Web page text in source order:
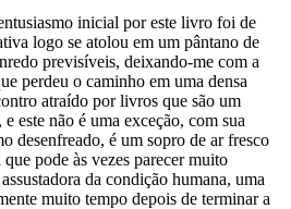
inicial por este livro foi de
logo se atolou em um pântano de
previsíveis, deixando-me com a
perdeu o caminho em uma densa
atraído por livros que são um
este não é uma exceção, com sua
desenfreado, é um sopro de ar fresco
pode às vezes parecer muito
da condição humana, uma
muito tempo depois de terminar a